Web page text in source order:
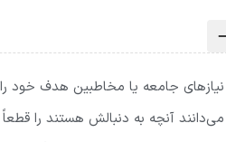
جامعه یا مخاطبین هدف خود
آنچه به دنبالش هستند را